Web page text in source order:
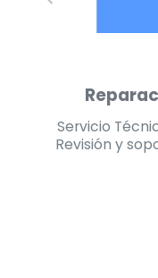
Servicio
Revisión y